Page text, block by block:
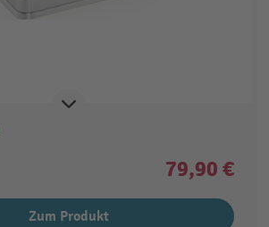
79,90 €
Zum Produkt